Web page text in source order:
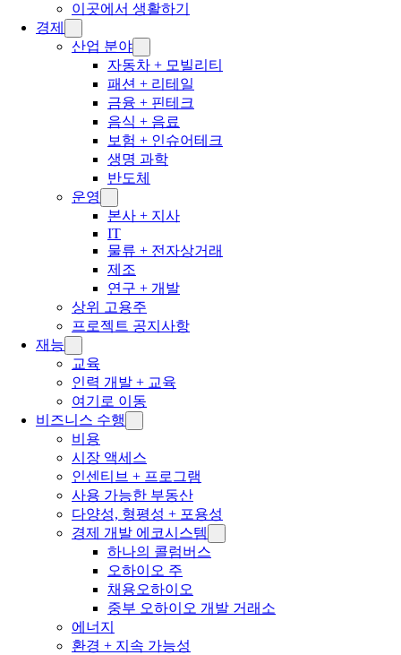
이곳에서 생활하기
경제
산업 분야
자동차 + 모빌리티
패션 + 리테일
금융 + 핀테크
음식 + 음료
보험 + 인슈어테크
생명 과학
반도체
운영
본사 + 지사
IT
물류 + 전자상거래
제조
연구 + 개발
상위 고용주
프로젝트 공지사항
재능
교육
인력 개발 + 교육
여기로 이동
비즈니스 수행
비용
시장 액세스
인센티브 + 프로그램
사용 가능한 부동산
다양성, 형평성 + 포용성
경제 개발 에코시스템
하나의 콜럼버스
오하이오 주
채용오하이오
중부 오하이오 개발 거래소
에너지
환경 + 지속 가능성